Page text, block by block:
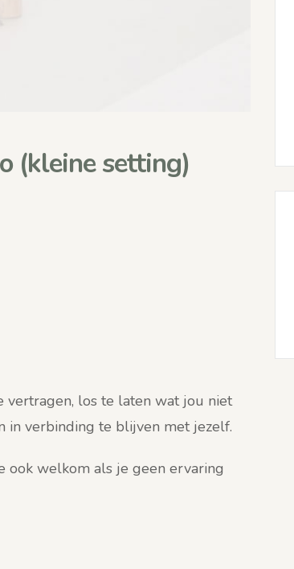
(kleine setting)
los te laten wat jou niet
in verbinding te blijven met jezelf.
ook welkom als je geen ervaring